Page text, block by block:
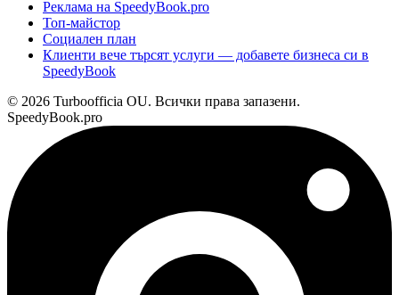
Реклама на SpeedyBook.pro
Топ-майстор
Социален план
Клиенти вече търсят услуги — добавете бизнеса си в
SpeedyBook
© 2026 Turboofficia OU. Всички права запазени.
SpeedyBook.pro